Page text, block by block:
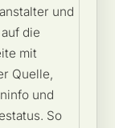
und
die
mit
Quelle,
und
So